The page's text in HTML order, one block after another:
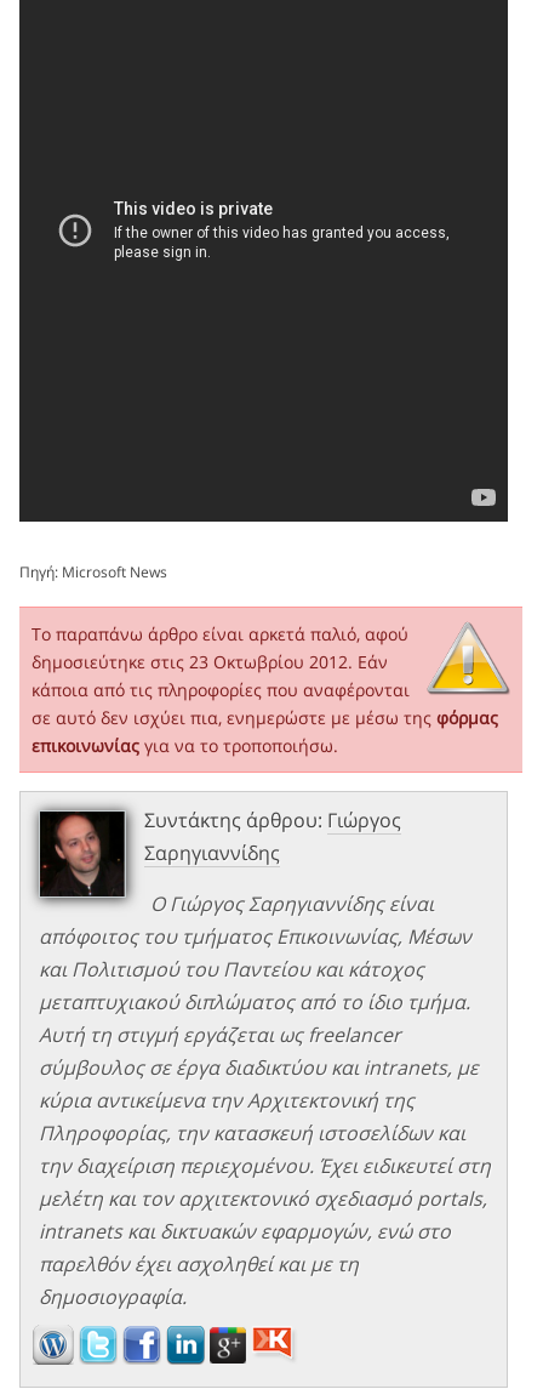
Πηγή: Microsoft News
Το παραπάνω άρθρο είναι αρκετά παλιό, αφού
δημοσιεύτηκε στις 23 Οκτωβρίου 2012. Εάν
κάποια από τις πληροφορίες που αναφέρονται
σε αυτό δεν ισχύει πια, ενημερώστε με μέσω της φόρμας
επικοινωνίας για να το τροποποιήσω.
Συντάκτης άρθρου: Γιώργος
Σαρηγιαννίδης
Ο Γιώργος Σαρηγιαννίδης είναι
απόφοιτος του τμήματος Επικοινωνίας, Μέσων
και Πολιτισμού του Παντείου και κάτοχος
μεταπτυχιακού διπλώματος από το ίδιο τμήμα.
Αυτή τη στιγμή εργάζεται ως freelancer
σύμβουλος σε έργα διαδικτύου και intranets, με
κύρια αντικείμενα την Αρχιτεκτονική της
Πληροφορίας, την κατασκευή ιστοσελίδων και
την διαχείριση περιεχομένου. Έχει ειδικευτεί στη
μελέτη και τον αρχιτεκτονικό σχεδιασμό portals,
intranets και δικτυακών εφαρμογών, ενώ στο
παρελθόν έχει ασχοληθεί και με τη
δημοσιογραφία.